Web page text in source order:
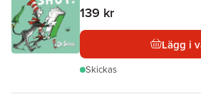
139 kr
Lägg i
Skickas